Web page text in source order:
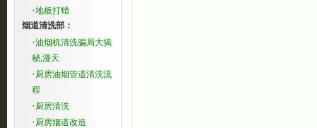
·地板打蜡
烟道清洗部：
·油烟机清洗骗局大揭
秘,漫天
· 厨房油烟管道清洗流
程
· 厨房清洗
· 厨房烟道改造